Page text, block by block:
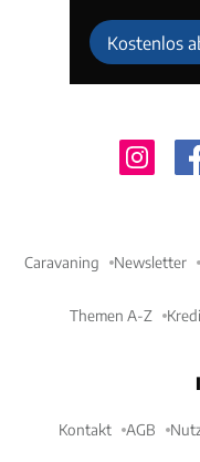
Kostenlos
Caravaning Newsletter
Themen A-Z
Kontakt AGB